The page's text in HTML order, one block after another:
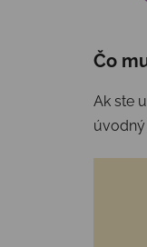
Čo
Ak ste